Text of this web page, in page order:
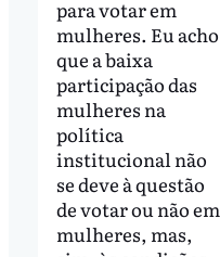
para votar em
mulheres. Eu acho
que a baixa
participação das
mulheres na
política
institucional não
se deve à questão
de votar ou não em
mulheres, mas,